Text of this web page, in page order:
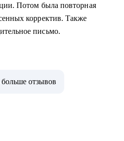
Потом была повторная
корректив. Также
письмо.
больше отзывов